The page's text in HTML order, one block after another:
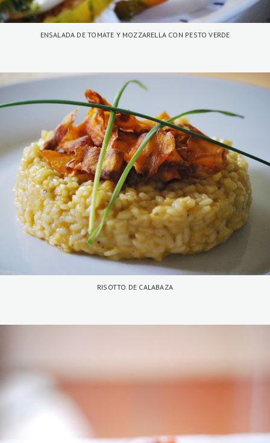
ENSALADA DE TOMATE Y MOZZARELLA CON PESTO VERDE
RISOTTO DE CALABAZA